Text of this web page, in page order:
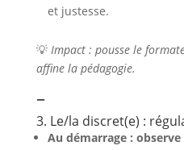
et justesse.
💡 Impact : pousse le
affine la pédagogie.
–
3. Le/la discret(e) :
Au démarrage :